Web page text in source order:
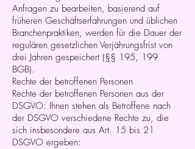
Anfragen zu bearbeiten, basierend auf
früheren Geschäftserfahrungen und üblichen
Branchenpraktiken, werden für die Dauer der
regulären gesetzlichen Verjährungsfrist von
drei Jahren gespeichert (§§ 195, 199
BGB).
Rechte der betroffenen Personen
Rechte der betroffenen Personen aus der
DSGVO: Ihnen stehen als Betroffene nach
der DSGVO verschiedene Rechte zu, die
sich insbesondere aus Art. 15 bis 21
DSGVO ergeben: